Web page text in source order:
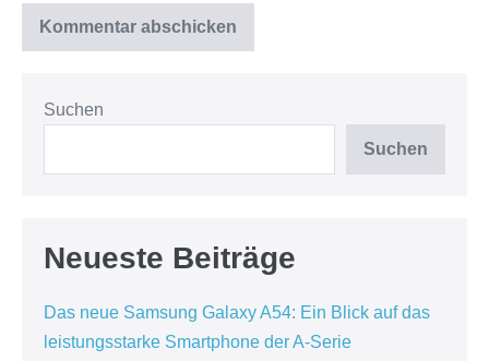
Suchen
Suchen
Neueste Beiträge
Das neue Samsung Galaxy A54: Ein Blick auf das
leistungsstarke Smartphone der A-Serie